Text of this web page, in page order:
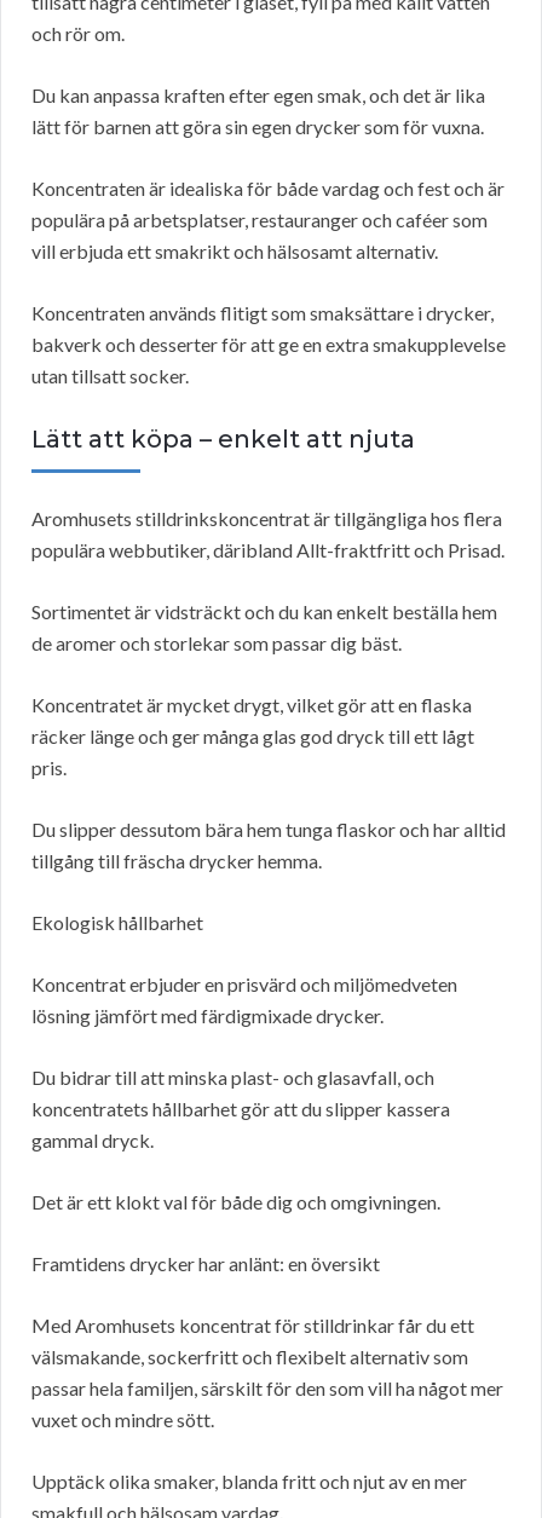
och rör om.
Du kan anpassa kraften efter egen smak, och det är lika
lätt för barnen att göra sin egen drycker som för vuxna.
Koncentraten är idealiska för både vardag och fest och är
populära på arbetsplatser, restauranger och caféer som
vill erbjuda ett smakrikt och hälsosamt alternativ.
Koncentraten används flitigt som smaksättare i drycker,
bakverk och desserter för att ge en extra smakupplevelse
utan tillsatt socker.
Lätt att köpa – enkelt att njuta
Aromhusets stilldrinkskoncentrat är tillgängliga hos flera
populära webbutiker, däribland Allt-fraktfritt och Prisad.
Sortimentet är vidsträckt och du kan enkelt beställa hem
de aromer och storlekar som passar dig bäst.
Koncentratet är mycket drygt, vilket gör att en flaska
räcker länge och ger många glas god dryck till ett lågt
pris.
Du slipper dessutom bära hem tunga flaskor och har alltid
tillgång till fräscha drycker hemma.
Ekologisk hållbarhet
Koncentrat erbjuder en prisvärd och miljömedveten
lösning jämfört med färdigmixade drycker.
Du bidrar till att minska plast- och glasavfall, och
koncentratets hållbarhet gör att du slipper kassera
gammal dryck.
Det är ett klokt val för både dig och omgivningen.
Framtidens drycker har anlänt: en översikt
Med Aromhusets koncentrat för stilldrinkar får du ett
välsmakande, sockerfritt och flexibelt alternativ som
passar hela familjen, särskilt för den som vill ha något mer
vuxet och mindre sött.
Upptäck olika smaker, blanda fritt och njut av en mer
smakfull och hälsosam vardag.